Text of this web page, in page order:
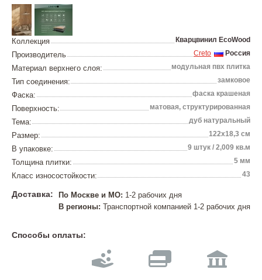
Коллекция Кварцвинил EcoWood
Производитель Россия
Creto
Материал верхнего слоя: модульная пвх плитка
Тип соединения: замковое
Фаска: фаска крашеная
Поверхность: матовая, структурированная
Тема: дуб натуральный
Размер: 122х18,3 см
В упаковке: 9 штук / 2,009 кв.м
Толщина плитки: 5 мм
Класс износостойкости: 43
Доставка: По Москве и МО: 1-2 рабочих дня
В регионы: Транспортной компанией 1-2 рабочих дня
Способы оплаты: